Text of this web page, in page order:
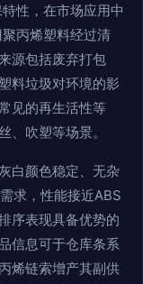
性，在市场应用中
丙烯塑料经过清
源包括废弃打包
料垃圾对环境的影
见的再生活性等
、吹塑等场景。
白颜色稳定、无杂
求，性能接近ABS
序表现具备优势的
信息可于仓库条系
烯链索增产其副供